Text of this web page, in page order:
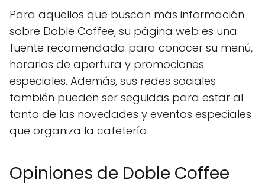
Para aquellos que buscan más información
sobre Doble Coffee, su página web es una
fuente recomendada para conocer su menú,
horarios de apertura y promociones
especiales. Además, sus redes sociales
también pueden ser seguidas para estar al
tanto de las novedades y eventos especiales
que organiza la cafetería.
Opiniones de Doble Coffee